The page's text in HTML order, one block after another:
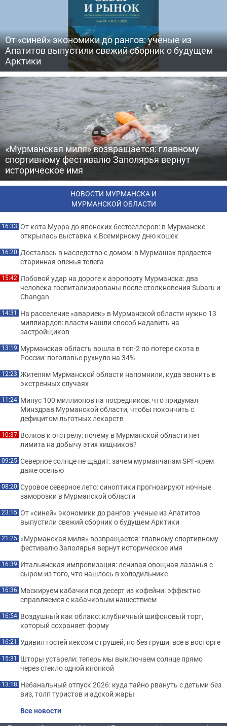
От «синей» экономики до рангов: ученые из
Апатитов выпустили свежий сборник о будущем
Арктики
«Мурманская миля» возвращается: главному
спортивному фестивалю Заполярья вернут
историческое имя
НОВОСТИ МУРМАНСКА И
МУРМАНСКОЙ ОБЛАСТИ
16:33 От кота Мурра до японских бестселлеров: в Мурманске
открылась выставка к Всемирному дню кошек
16:20 Досталась в наследство с домом: в Мурмашах продается
старинная оленья телега
15:42 Лобовой удар на дороге к аэропорту Мурманска: два
человека госпитализированы после столкновения Subaru и
Changan
14:31 На расселение «авариек» в Мурманской области нужно 13
миллиардов: власти нашли способ надавить на
застройщиков
13:19 Мурманская область вошла в топ-2 по потере скота в
России: поголовье рухнуло на 34%
12:23 Жителям Мурманской области напомнили, куда звонить в
экстренных случаях
11:24 Минус 100 миллионов на посредников: что придумал
Минздрав Мурманской области, чтобы покончить с
дефицитом льготных лекарств
10:37 Волков к отстрелу: почему в Мурманской области нет
лимита на добычу этих хищников?
09:25 Северное солнце не щадит: зачем мурманчанам SPF-крем
даже осенью
08:20 Суровое северное лето: синоптики прогнозируют ночные
заморозки в Мурманской области
23:15 От «синей» экономики до рангов: ученые из Апатитов
выпустили свежий сборник о будущем Арктики
21:25 «Мурманская миля» возвращается: главному спортивному
фестивалю Заполярья вернут историческое имя
16:39 Итальянская импровизация: ленивая овощная лазанья с
сыром из того, что нашлось в холодильнике
16:36 Маскируем кабачки под десерт из кофейни: эффектно
справляемся с кабачковым нашествием
16:54 Воздушный как облако: клубничный шифоновый торт,
который сохраняет форму
16:21 Удивил гостей кексом с грушей, но без груши: все в восторге
15:31 Шторы устарели: теперь мы выключаем солнце прямо
через стекло одной кнопкой
13:18 Небанальный отпуск 2026: куда тайно рвануть с детьми без
виз, толп туристов и адской жары
Все новости